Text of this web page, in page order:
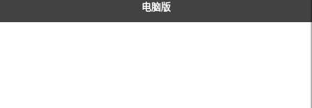
电脑版